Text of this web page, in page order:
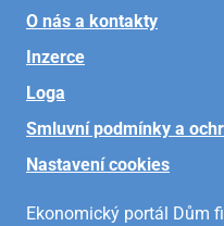
O nás a kontakty
Inzerce
Loga
Smluvní podmínky a
Nastavení cookies
Ekonomický portál Dům